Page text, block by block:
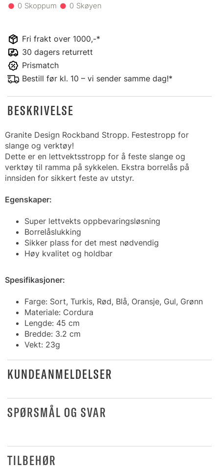
0 0
Fri frakt over 1000,-*
30 dagers returrett
Prismatch
Bestill før kl. 10 – vi sender samme dag!*
BESKRIVELSE
Granite Design Rockband Stropp. Festestropp for
slange og verktøy!
Dette er en lettvektsstropp for å feste slange og
verktøy til ramma på sykkelen. Ekstra borrelås på
innsiden for sikkert feste av utstyr.
Egenskaper:
Super lettvekts oppbevaringsløsning
Borrelåslukking
Sikker plass for det mest nødvendig
Høy kvalitet og holdbar
Spesifikasjoner:
Farge: Sort, Turkis, Rød, Blå, Oransje, Gul, Grønn
Materiale: Cordura
Lengde: 45 cm
Bredde: 3.2 cm
Vekt: 23g
KUNDEANMELDELSER
SPØRSMÅL OG SVAR
TILBEHØR